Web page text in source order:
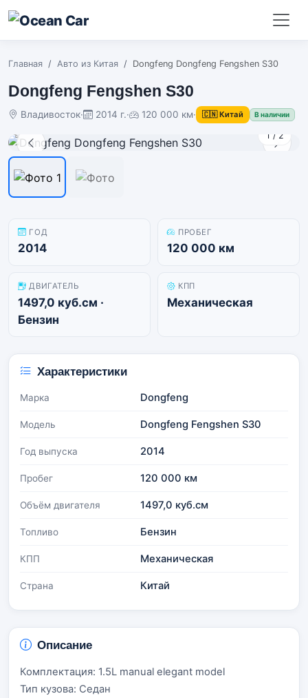
Главная Авто из Китая Dongfeng Dongfeng Fengshen S30
Dongfeng Fengshen S30
Владивосток· 2014 г.· 120 000 км· 🇨🇳 Китай В наличии
1 / 2
ГОД
2014
ПРОБЕГ
120 000 км
ДВИГАТЕЛЬ
1497,0 куб.см ·
Бензин
КПП
Механическая
Характеристики
Марка Dongfeng
Модель Dongfeng Fengshen S30
Год выпуска 2014
Пробег 120 000 км
Объём двигателя 1497,0 куб.см
Топливо Бензин
КПП Механическая
Страна Китай
Описание
Комплектация: 1.5L manual elegant model
Тип кузова: Седан